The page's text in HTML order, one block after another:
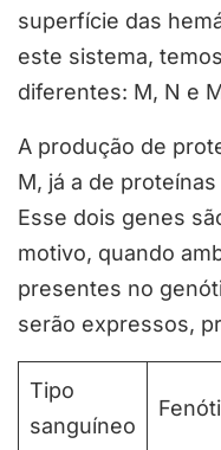
superfície das
este sistema,
diferentes: M, N e
A produção de
M, já a de
Esse dois genes
motivo, quando
presentes no
serão expressos,
Tipo
sanguíneo